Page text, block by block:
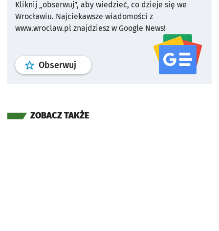
Kliknij „obserwuj”, aby wiedzieć, co dzieje się we
Wrocławiu. Najciekawsze wiadomości z
www.wroclaw.pl znajdziesz w Google News!
Obserwuj profil serwisu
ZOBACZ TAKŻE